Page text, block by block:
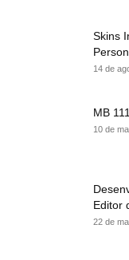
Skins
14 de
MB
10 de
Editor
22 de